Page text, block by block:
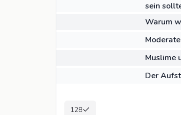
sein
Warum
Muslime
Der
128